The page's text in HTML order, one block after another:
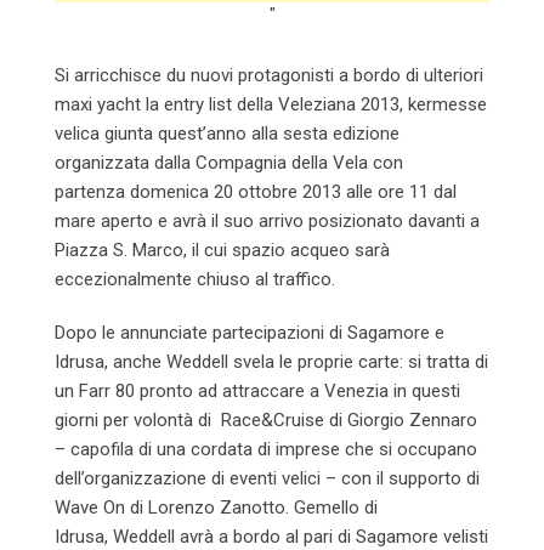
"
Si arricchisce du nuovi protagonisti a bordo di ulteriori
maxi yacht la entry list della Veleziana 2013, kermesse
velica giunta quest’anno alla sesta edizione
organizzata dalla Compagnia della Vela con
partenza domenica 20 ottobre 2013 alle ore 11 dal
mare aperto e avrà il suo arrivo posizionato davanti a
Piazza S. Marco, il cui spazio acqueo sarà
eccezionalmente chiuso al traffico.
Dopo le annunciate partecipazioni di Sagamore e
Idrusa, anche Weddell svela le proprie carte: si tratta di
un Farr 80 pronto ad attraccare a Venezia in questi
giorni per volontà di Race&Cruise di Giorgio Zennaro
– capofila di una cordata di imprese che si occupano
dell’organizzazione di eventi velici – con il supporto di
Wave On di Lorenzo Zanotto. Gemello di
Idrusa, Weddell avrà a bordo al pari di Sagamore velisti